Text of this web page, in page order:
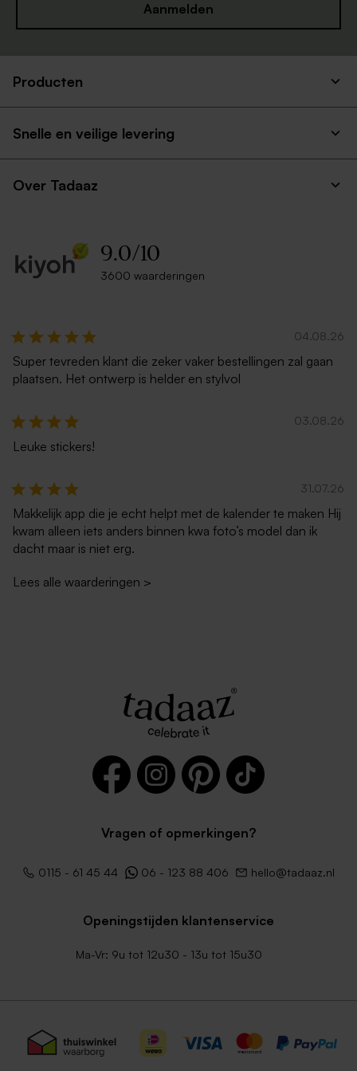
enveloppe
Witte zelfklevende envelop
rechte klep
Vierkante zachtroze envelop
Eucalyptus groene envelop
met puntklep
Aanmelden
Producten
Snelle en veilige levering
Over Tadaaz
9.0/10
3600 waarderingen
04.08.26
Super tevreden klant die zeker vaker bestellingen zal gaan
plaatsen. Het ontwerp is helder en stylvol
03.08.26
Leuke stickers!
31.07.26
Makkelijk app die je echt helpt met de kalender te maken Hij
kwam alleen iets anders binnen kwa foto’s model dan ik
dacht maar is niet erg.
Lees alle waarderingen >
Vragen of opmerkingen?
0115 - 61 45 44 06 - 123 88 406 hello@tadaaz.nl
Openingstijden klantenservice
Ma-Vr: 9u tot 12u30 - 13u tot 15u30